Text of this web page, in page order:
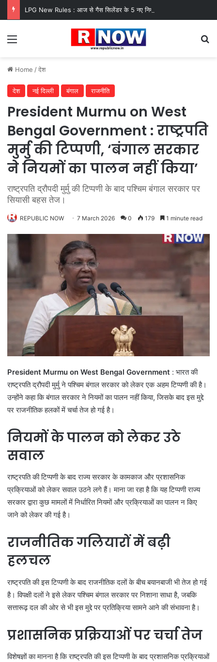
Menu
Home /देश
देश नई दिल्ली बंगाल राजनीति
President Murmu on West
Bengal Government : राष्ट्रपति
मुर्मु की टिप्पणी, ‘बंगाल सरकार
ने नियमों का पालन नहीं किया’
राष्ट्रपति द्रौपदी मुर्मु की टिप्पणी के बाद पश्चिम बंगाल सरकार पर
सियासी बहस तेज।
REPUBLIC NOW 7 March 2026 0 179 1 minute read
President Murmu on West Bengal Government : भारत की
राष्ट्रपति द्रौपदी मुर्मु ने पश्चिम बंगाल सरकार को लेकर एक अहम टिप्पणी की है।
उन्होंने कहा कि बंगाल सरकार ने नियमों का पालन नहीं किया, जिसके बाद इस मुद्दे
पर राजनीतिक हलकों में चर्चा तेज हो गई है।
नियमों के पालन को लेकर उठे
सवाल
राष्ट्रपति की टिप्पणी के बाद राज्य सरकार के कामकाज और प्रशासनिक
प्रक्रियाओं को लेकर सवाल उठने लगे हैं। माना जा रहा है कि यह टिप्पणी राज्य
सरकार द्वारा कुछ मामलों में निर्धारित नियमों और प्रक्रियाओं का पालन न किए
जाने को लेकर की गई है।
राजनीतिक गलियारों में बढ़ी
हलचल
राष्ट्रपति की इस टिप्पणी के बाद राजनीतिक दलों के बीच बयानबाजी भी तेज हो गई
है। विपक्षी दलों ने इसे लेकर पश्चिम बंगाल सरकार पर निशाना साधा है, जबकि
सत्तारूढ़ दल की ओर से भी इस मुद्दे पर प्रतिक्रिया सामने आने की संभावना है।
प्रशासनिक प्रक्रियाओं पर चर्चा तेज
विशेषज्ञों का मानना है कि राष्ट्रपति की इस टिप्पणी के बाद प्रशासनिक प्रक्रियाओं